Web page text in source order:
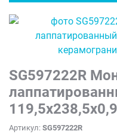
SG597222R
Артикул: SG597222R